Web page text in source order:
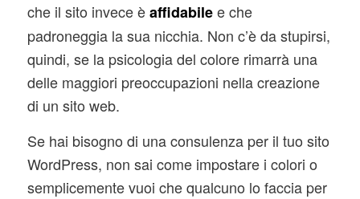
che il sito invece èaffidabilee che
padroneggia la sua nicchia. Non c’è da stupirsi,
quindi, se la psicologia del colore rimarrà una
delle maggiori preoccupazioni nella creazione
di un sito web.
Se hai bisogno di una consulenza per il tuo sito
WordPress, non sai come impostare i colori o
semplicemente vuoi che qualcuno lo faccia per